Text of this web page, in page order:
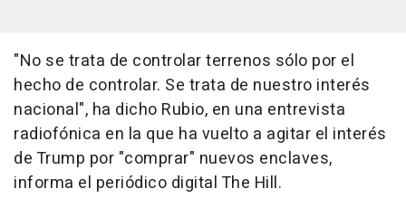
"No se trata de controlar terrenos sólo por el
hecho de controlar. Se trata de nuestro interés
nacional", ha dicho Rubio, en una entrevista
radiofónica en la que ha vuelto a agitar el interés
de Trump por "comprar" nuevos enclaves,
informa el periódico digital The Hill.